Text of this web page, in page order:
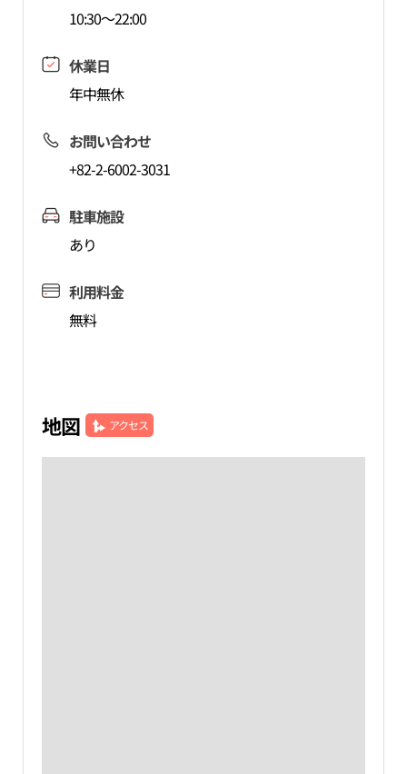
10:30～22:00
休業日
年中無休
お問い合わせ
+82-2-6002-3031
駐車施設
あり
利用料金
無料
地図 アクセス